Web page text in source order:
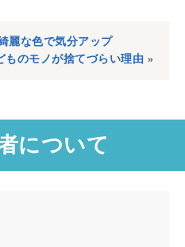
麗な色で気分アップ
ものモノが捨てづらい理由 »
について